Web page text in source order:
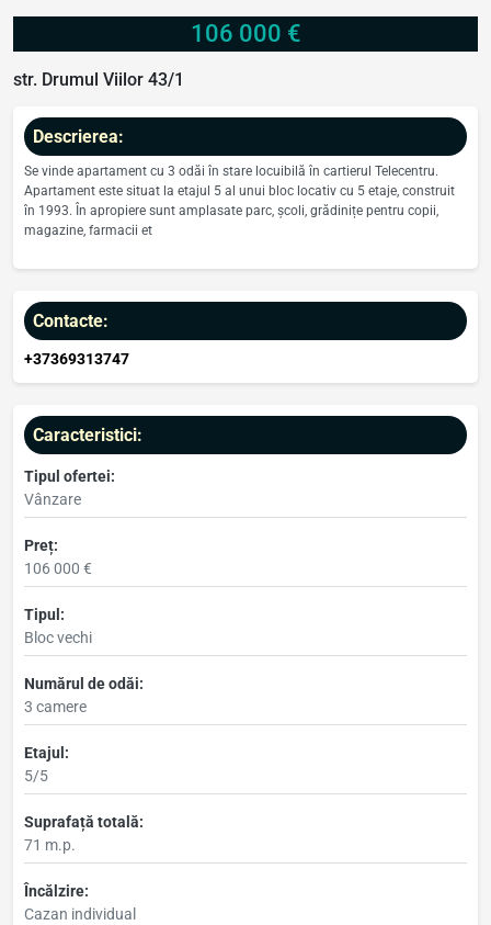
106 000 €
str. Drumul Viilor 43/1
Descrierea:
Se vinde apartament cu 3 odăi în stare locuibilă în cartierul Telecentru.
Apartament este situat la etajul 5 al unui bloc locativ cu 5 etaje, construit
în 1993. În apropiere sunt amplasate parc, școli, grădinițe pentru copii,
magazine, farmacii et
Contacte:
+37369313747
Caracteristici:
Tipul ofertei:
Vânzare
Preț:
106 000 €
Tipul:
Bloc vechi
Numărul de odăi:
3 camere
Etajul:
5/5
Suprafață totală:
71 m.p.
Încălzire:
Cazan individual